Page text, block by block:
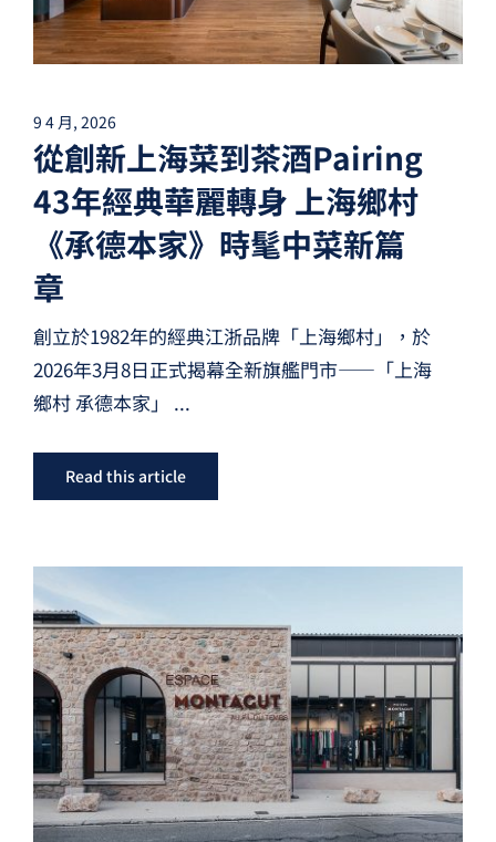
9 4 月, 2026
從創新上海菜到茶酒Pairing
43年經典華麗轉身 上海鄉村
《承德本家》時髦中菜新篇
章
創立於1982年的經典江浙品牌「上海鄉村」，於
2026年3月8日正式揭幕全新旗艦門市——「上海
鄉村 承德本家」 ...
Read this article